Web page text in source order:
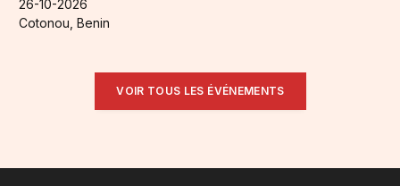
26-10-2026
Cotonou, Benin
VOIR TOUS LES ÉVÉNEMENTS